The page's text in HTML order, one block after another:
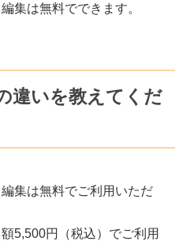
集は無料でできます。
違いを教えてくだ
集は無料でご利用いただ
5,500円（税込）でご利用